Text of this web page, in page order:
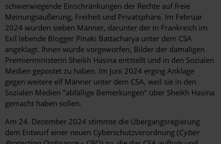
schwerwiegende Einschränkungen der Rechte auf freie
Meinungsäußerung, Freiheit und Privatsphäre. Im Februar
2024 wurden sieben Männer, darunter der in Frankreich im
Exil lebende Blogger Pinaki Battacharya unter dem CSA
angeklagt. Ihnen wurde vorgeworfen, Bilder der damaligen
Premierministerin Sheikh Hasina entstellt und in den Sozialen
Medien gepostet zu haben. Im Juni 2024 erging Anklage
gegen weitere elf Männer unter dem CSA, weil sie in den
Sozialen Medien "abfällige Bemerkungen" über Sheikh Hasina
gemacht haben sollen.
Am 24. Dezember 2024 stimmte die Übergangsregierung
dem Entwurf einer neuen Cyberschutzverordnung (Cyber